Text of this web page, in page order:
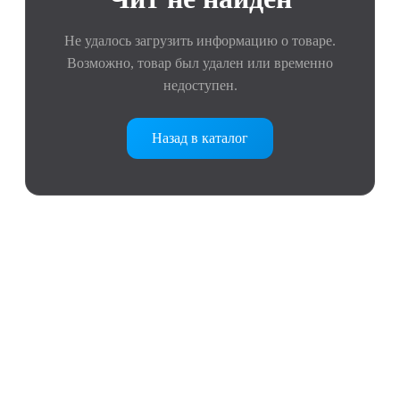
Не удалось загрузить информацию о товаре.
Возможно, товар был удален или временно
недоступен.
Назад в каталог